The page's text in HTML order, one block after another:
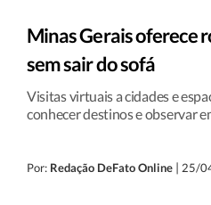
Minas Gerais oferece
sem sair do sofá
Visitas virtuais a cidades e
conhecer destinos e observar
Por: Redação DeFato Online | 25/